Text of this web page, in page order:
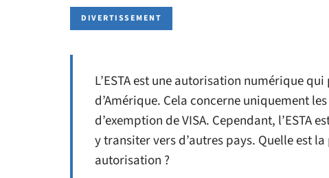
DIVERTISSEMENT
L’ESTA est une autorisation numérique
d’Amérique. Cela concerne uniquement
d’exemption de VISA. Cependant,
y transiter vers d’autres pays. Quelle est
autorisation ?